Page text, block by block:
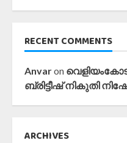
RECENT COMMENTS
Anvaron വെളിയംകോട്
ബ്രിട്ടീഷ് നികുതി
ARCHIVES